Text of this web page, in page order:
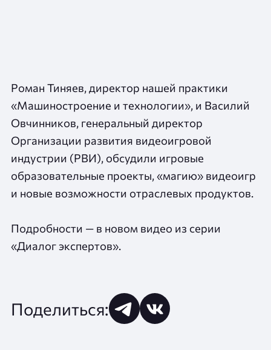
Роман Тиняев, директор нашей практики
«Машиностроение и технологии», и Василий
Овчинников, генеральный директор
Организации развития видеоигровой
индустрии (РВИ), обсудили игровые
образовательные проекты, «магию» видеоигр
и новые возможности отраслевых продуктов.
Подробности — в новом видео из серии
«Диалог экспертов».
Поделиться: